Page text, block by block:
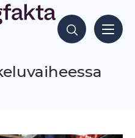
Hae sisältöjä